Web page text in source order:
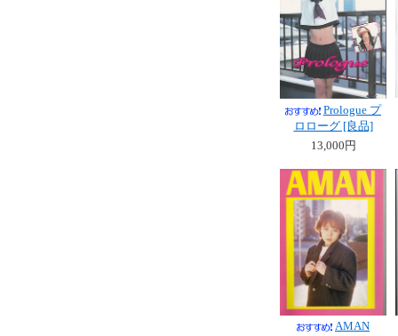
Prologue プ
ロローグ [良品]
13,000円
AMAN